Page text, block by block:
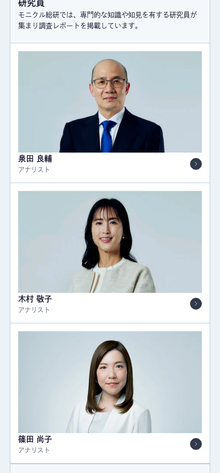
研究員
モニクル総研では、専門的な知識や知見を有する研究員が
集まり調査レポートを掲載しています。
泉田 良輔
アナリスト
木村 敬子
アナリスト
篠田 尚子
アナリスト